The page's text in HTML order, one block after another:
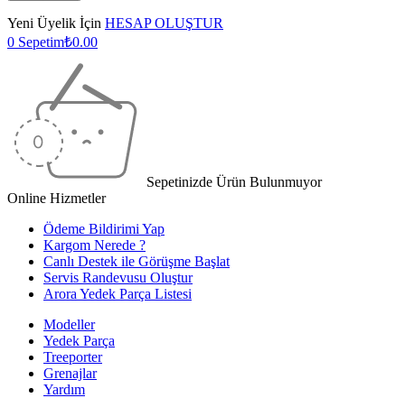
Yeni Üyelik İçin HESAP OLUŞTUR
0 Sepetim₺0.00
Sepetinizde Ürün Bulunmuyor
Online Hizmetler
Ödeme Bildirimi Yap
Kargom Nerede ?
Canlı Destek ile Görüşme Başlat
Servis Randevusu Oluştur
Arora Yedek Parça Listesi
Modeller
Yedek Parça
Treeporter
Grenajlar
Yardım